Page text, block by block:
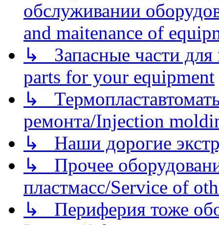
обслуживании
and maitenance of
↳ Запасные части для
parts for your equipment
↳
ремонта/Injection
↳ Наши дорогие
↳ Прочее
пластмасс/Service of
↳ Периферия тоже